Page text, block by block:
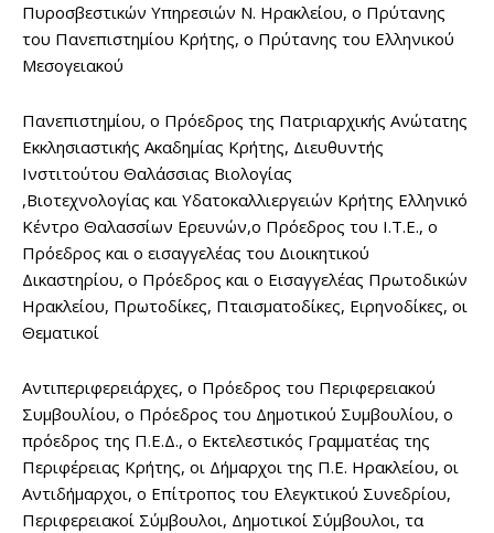
Πυροσβεστικών Υπηρεσιών Ν. Ηρακλείου, ο Πρύτανης
του Πανεπιστημίου Κρήτης, ο Πρύτανης του Ελληνικού
Μεσογειακού
Πανεπιστημίου, ο Πρόεδρος της Πατριαρχικής Ανώτατης
Εκκλησιαστικής Ακαδημίας Κρήτης, Διευθυντής
Ινστιτούτου Θαλάσσιας Βιολογίας
,Βιοτεχνολογίας και Υδατοκαλλιεργειών Κρήτης Ελληνικό
Κέντρο Θαλασσίων Ερευνών,o Πρόεδρος του I.T.E., ο
Πρόεδρος και ο εισαγγελέας του Διοικητικού
Δικαστηρίου, ο Πρόεδρος και ο Εισαγγελέας Πρωτοδικών
Ηρακλείου, Πρωτοδίκες, Πταισματοδίκες, Ειρηνοδίκες, οι
Θεματικοί
Αντιπεριφερειάρχες, ο Πρόεδρος του Περιφερειακού
Συμβουλίου, ο Πρόεδρος του Δημοτικού Συμβουλίου, ο
πρόεδρος της Π.Ε.Δ., ο Εκτελεστικός Γραμματέας της
Περιφέρειας Κρήτης, οι Δήμαρχοι της Π.Ε. Ηρακλείου, οι
Αντιδήμαρχοι, ο Επίτροπος του Ελεγκτικού Συνεδρίου,
Περιφερειακοί Σύμβουλοι, Δημοτικοί Σύμβουλοι, τα